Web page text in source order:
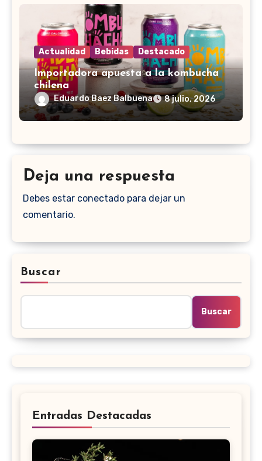
Actualidad Bebidas Destacado
Importadora apuesta a la kombucha
chilena
Eduardo Baez Balbuena 8 julio, 2026
Deja una respuesta
Debes estar conectado para dejar un
comentario.
Buscar
Buscar
Entradas Destacadas